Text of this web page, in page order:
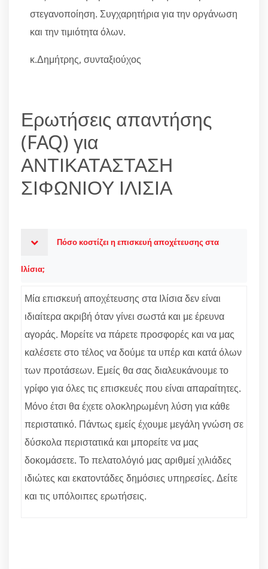
στεγανοποίηση. Συγχαρητήρια για την οργάνωση
και την τιμιότητα όλων.
κ.Δημήτρης, συνταξιούχος
Ερωτήσεις απαντήσης
(FAQ) για
ΑΝΤΙΚΑΤΑΣΤΑΣΗ
ΣΙΦΩΝΙΟΥ ΙΛΙΣΙΑ
Πόσο κοστίζει η επισκευή αποχέτευσης στα
Ιλίσια;
Μία επισκευή αποχέτευσης στα Ιλίσια δεν είναι
ιδιαίτερα ακριβή όταν γίνει σωστά και με έρευνα
αγοράς. Μορείτε να πάρετε προσφορές και να μας
καλέσετε στο τέλος να δούμε τα υπέρ και κατά όλων
των προτάσεων. Εμείς θα σας διαλευκάνουμε το
γρίφο για όλες τις επισκευές που είναι απαραίτητες.
Μόνο έτσι θα έχετε ολοκληρωμένη λύση για κάθε
περιστατικό. Πάντως εμείς έχουμε μεγάλη γνώση σε
δύσκολα περιστατικά και μπορείτε να μας
δοκομάσετε. Το πελατολόγιό μας αριθμεί χιλιάδες
ιδιώτες και εκατοντάδες δημόσιες υπηρεσίες. Δείτε
και τις υπόλοιπες ερωτήσεις.